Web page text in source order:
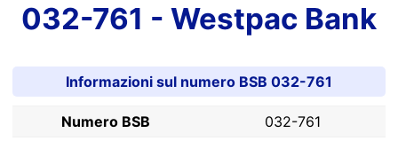
032-761 - Westpac Bank
Informazioni sul numero BSB 032-761
Numero BSB
032-761